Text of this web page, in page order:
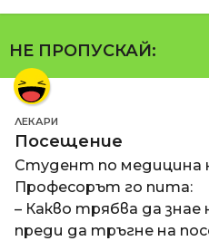
НЕ ПРОПУСКАЙ:
ЛЕКАРИ
Посещение
Студент по медицина
Професорът го пита:
– Какво трябва да знае
преди да тръгне на